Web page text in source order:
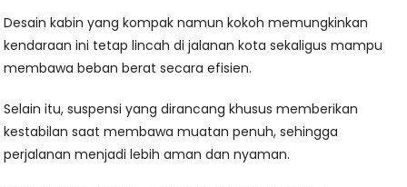
Desain kabin yang kompak namun kokoh memungkinkan
kendaraan ini tetap lincah di jalanan kota sekaligus mampu
membawa beban berat secara efisien.
Selain itu, suspensi yang dirancang khusus memberikan
kestabilan saat membawa muatan penuh, sehingga
perjalanan menjadi lebih aman dan nyaman.